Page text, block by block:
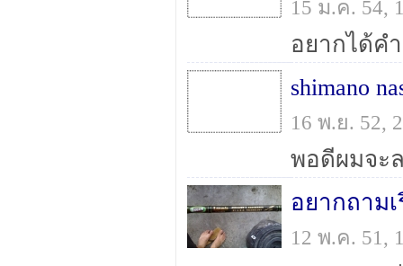
15 ม.ค. 54,
shimano
16 พ.ย. 52,
อยากถาม
12 พ.ค. 51,